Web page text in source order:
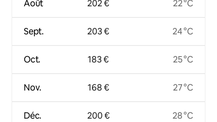
Août
Sept.
Oct.
Nov.
Déc.
202 €
203 €
183 €
168 €
200 €
22 °C
24 °C
25 °C
27 °C
28 °C